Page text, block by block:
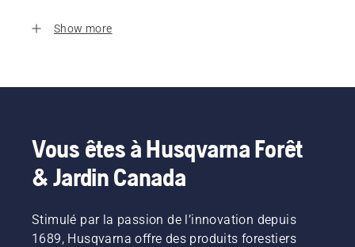
Show more
Vous êtes à Husqvarna Forêt
& Jardin Canada
Stimulé par la passion de l’innovation depuis
1689, Husqvarna offre des produits forestiers